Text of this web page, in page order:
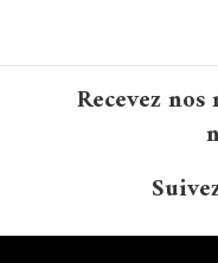
Recevez